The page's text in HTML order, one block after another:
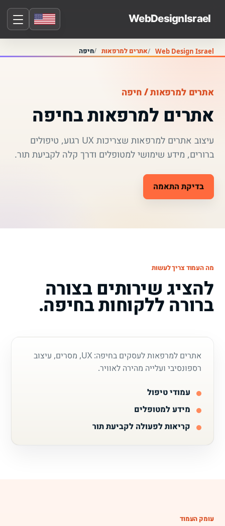
Web Design Israel אתרים למרפאות חיפה
אתרים למרפאות / חיפה
אתרים למרפאות בחיפה
עיצוב אתרים למרפאות שצריכות UX רגוע, טיפולים
ברורים, מידע שימושי למטופלים ודרך קלה לקביעת תור.
בדיקת התאמה
מה העמוד צריך לעשות
להציג שירותים בצורה
ברורה ללקוחות בחיפה.
אתרים למרפאות לעסקים בחיפה: UX, מסרים, עיצוב
רספונסיבי ועלייה מהירה לאוויר.
עמודי טיפול
מידע למטופלים
קריאות לפעולה לקביעת תור
עומק העמוד